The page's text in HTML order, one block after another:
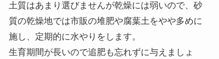
土質はあまり選びませんが乾燥には弱いので、砂
質の乾燥地では市販の堆肥や腐葉土をやや多めに
施し、定期的に水やりをします。
生育期間が長いので追肥も忘れずに与えましょ